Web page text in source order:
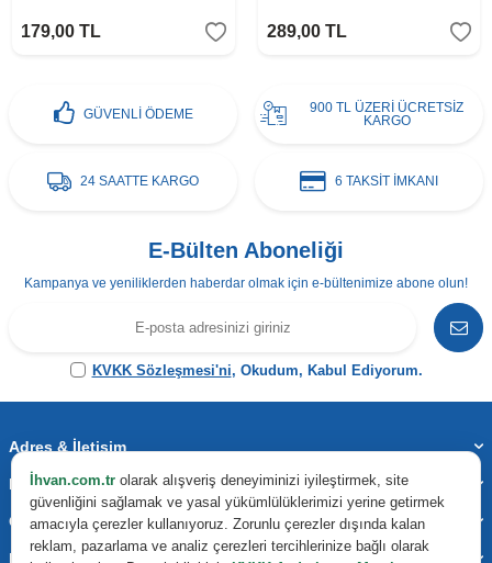
179,00 TL 289,00TL
GÜVENLİ ÖDEME
900 TL ÜZERİ ÜCRETSİZ
KARGO
24 SAATTE KARGO 6 TAKSİT İMKANI
E-Bülten Aboneliği
Kampanya ve yeniliklerden haberdar olmak için e-bültenimize abone olun!
KVKK Sözleşmesi'ni, Okudum, Kabul Ediyorum.
Adres & İletişim
Kategoriler
Önemli Bilgiler
Hızlı Erişim
İhvan.com.tr olarak alışveriş deneyiminizi iyileştirmek, site
güvenliğini sağlamak ve yasal yükümlülüklerimizi yerine getirmek
amacıyla çerezler kullanıyoruz. Zorunlu çerezler dışında kalan
reklam, pazarlama ve analiz çerezleri tercihlerinize bağlı olarak